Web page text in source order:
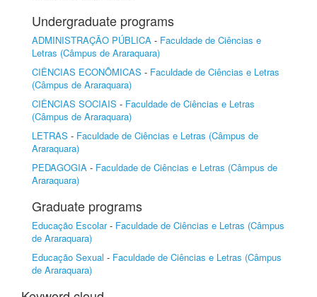
Undergraduate programs
ADMINISTRAÇÃO PÚBLICA - Faculdade de Ciências e
Letras (Câmpus de Araraquara)
CIÊNCIAS ECONÔMICAS - Faculdade de Ciências e Letras
(Câmpus de Araraquara)
CIÊNCIAS SOCIAIS - Faculdade de Ciências e Letras
(Câmpus de Araraquara)
LETRAS - Faculdade de Ciências e Letras (Câmpus de
Araraquara)
PEDAGOGIA - Faculdade de Ciências e Letras (Câmpus de
Araraquara)
Graduate programs
Educação Escolar- Faculdade de Ciências e Letras (Câmpus
de Araraquara)
Educação Sexual - Faculdade de Ciências e Letras (Câmpus
de Araraquara)